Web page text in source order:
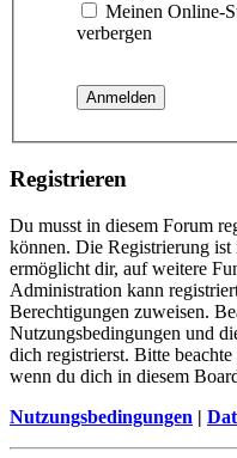
Meinen Online-
verbergen
Registrieren
Du musst in diesem Forum
können. Die Registrierung
ermöglicht dir, auf weitere
Administration kann
Berechtigungen zuweisen.
Nutzungsbedingungen und
dich registrierst. Bitte
wenn du dich in diesem
Nutzungsbedingungen |